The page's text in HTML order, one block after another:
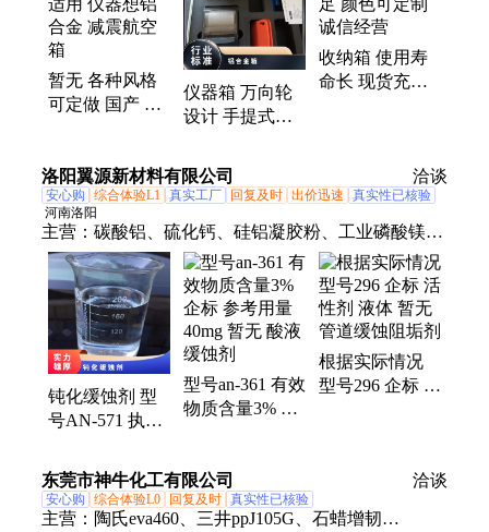
箱、勘测仪器包装箱、仪器仪表箱、乐器包装箱、舞
台道具箱、服装道具箱、运输储备箱、通讯设备箱、
五金工具箱、铝合金航空箱、产品展示箱、物资器材
箱
暂无 各种风格
可定做 国产 适
仪器箱 万向轮
设计 手提式设
产厂家
收纳箱 使用寿
命长 现货充足
洛阳翼源新材料有限公司 洽谈
安心购 综合体验L1 真实工厂 回复及时 出价迅速
真实性已核验
河南洛阳
主营： 碳酸铝、硫化钙、硅铝凝胶粉、工业磷酸镁、
闪点提高剂、表面活性剂、耐火材料、水处理原材料
钝化缓蚀剂 型
号AN-571 执行
无 根据水质 含
量20%
型号an-361 有效
物质含量3% 企
缓蚀剂
根据实际情况
型号296 企标 活
东莞市神牛化工有限公司 洽谈
安心购 综合体验L0 回复及时 真实性已核验
主营： 陶氏eva460、三井ppJ105G、石蜡增韧